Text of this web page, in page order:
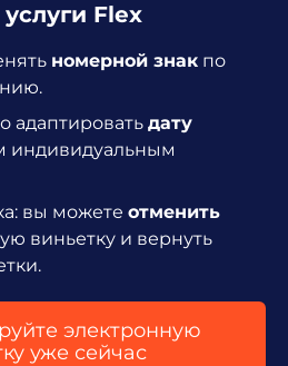
Flex
номерной знакпо
адаптировать дату
индивидуальным
вы можете отменить
виньетку и вернуть
электронную
уже сейчас